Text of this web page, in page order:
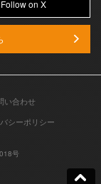
Follow on X
い合わせ
シーポリシー
号